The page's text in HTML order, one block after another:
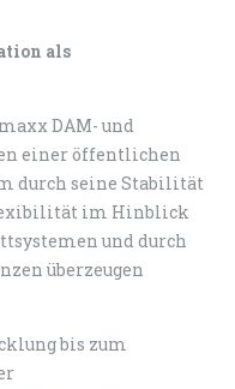
als
DAM- und
einer öffentlichen
durch seine Stabilität
im Hinblick
und durch
überzeugen
bis zum